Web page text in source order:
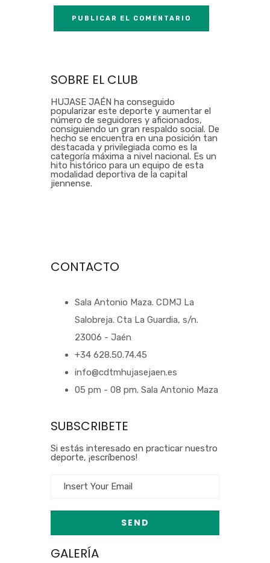
SOBRE EL CLUB
HUJASE JAÉN ha conseguido
popularizar este deporte y aumentar el
número de seguidores y aficionados,
consiguiendo un gran respaldo social. De
hecho se encuentra en una posición tan
destacada y privilegiada como es la
categoría máxima a nivel nacional. Es un
hito histórico para un equipo de esta
modalidad deportiva de la capital
jiennense.
CONTACTO
Sala Antonio Maza. CDMJ La
Salobreja. Cta La Guardia, s/n.
23006 - Jaén
+34 628.50.74.45
info@cdtmhujasejaen.es
05 pm - 08 pm. Sala Antonio Maza
SUBSCRIBETE
Si estás interesado en practicar nuestro
deporte, ¡escríbenos!
GALERÍA